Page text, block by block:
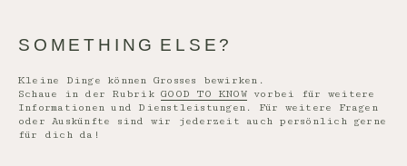
SOMETHING ELSE?
Kleine Dinge können Grosses bewirken.
Schaue in der RubrikGOOD TO KNOWvorbei für weitere
Informationen und Dienstleistungen. Für weitere Fragen
oder Auskünfte sind wir jederzeit auch persönlich gerne
für dich da!